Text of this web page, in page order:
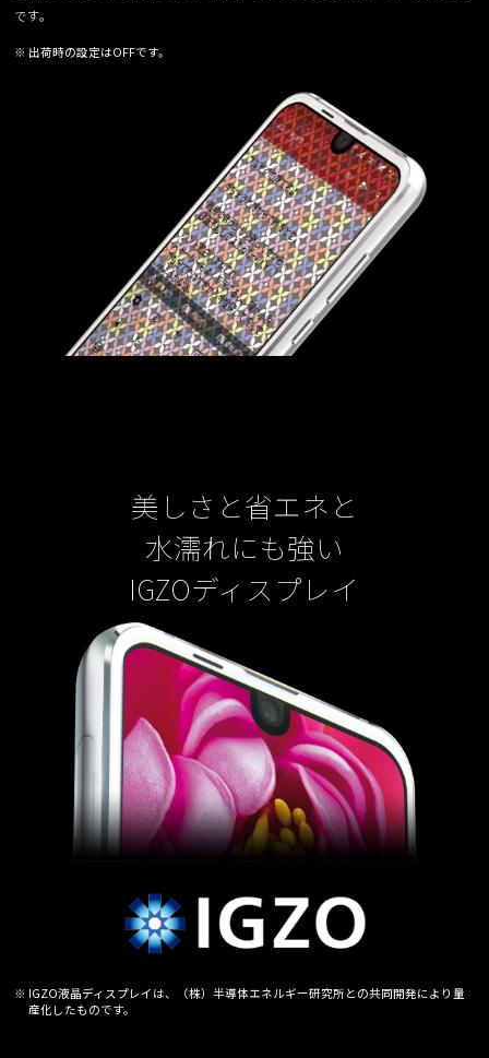
です。
※ 出荷時の設定はOFFです。
美しさと省エネと
水濡れにも強い
IGZOディスプレイ
※ IGZO液晶ディスプレイは、（株）半導体エネルギー研究所との共同開発により量
産化したものです。